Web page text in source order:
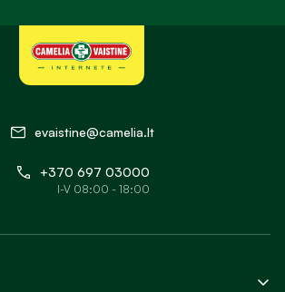
evaistine@camelia.lt
+370 697 03000
I-V 08:00 - 18:00